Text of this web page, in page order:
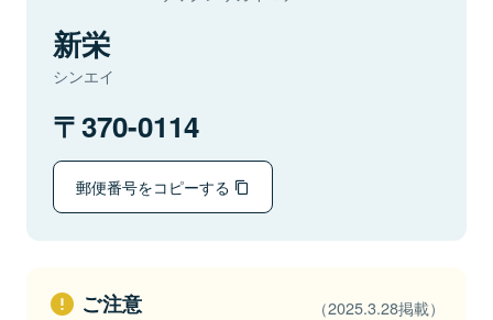
新栄
シンエイ
370-0114
郵便番号をコピーする
ご注意 （2025.3.28掲載）